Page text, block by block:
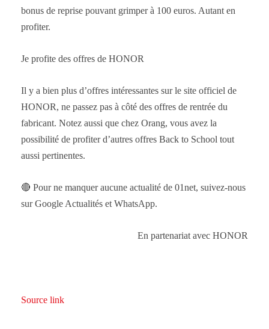
bonus de reprise pouvant grimper à 100 euros. Autant en
profiter.
Je profite des offres de HONOR
Il y a bien plus d’offres intéressantes sur le site officiel de
HONOR, ne passez pas à côté des offres de rentrée du
fabricant. Notez aussi que chez Orang, vous avez la
possibilité de profiter d’autres offres Back to School tout
aussi pertinentes.
🔴 Pour ne manquer aucune actualité de 01net, suivez-nous
sur Google Actualités et WhatsApp.
En partenariat avec HONOR
Source link